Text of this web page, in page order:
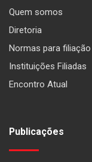
Quem somos
Diretoria
Normas para filiação
Instituições Filiadas
Encontro Atual
Publicações